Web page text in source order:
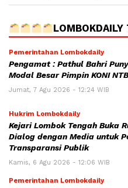
LOMBOKDAILY
Pemerintahan Lombokdaily
Pengamat : Pathul Bahri
Modal Besar Pimpin KONI NTB
Jumat, 7 Agu 2026 - 12:24 WIB
Hukrim Lombokdaily
Kejari Lombok Tengah Buka
Dialog dengan Media untuk
Transparansi Publik
Kamis, 6 Agu 2026 - 12:06 WIB
Pemerintahan Lombokdaily